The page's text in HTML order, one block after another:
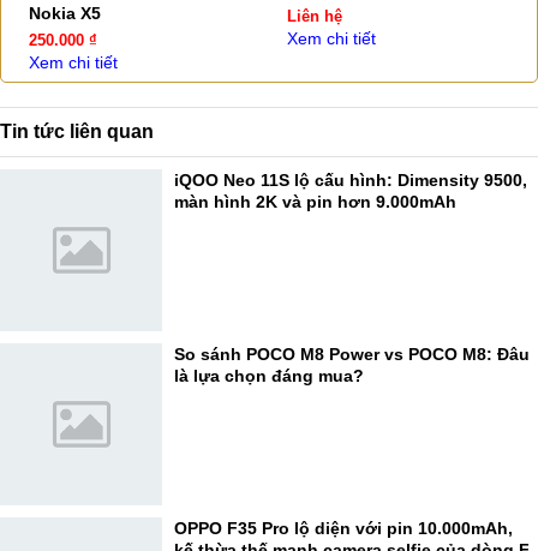
Nokia X5
250.000 ₫
Xem chi tiết
Liên hệ
Xem chi tiết
Tin tức liên quan
iQOO Neo 11S lộ cấu hình: Dimensity 9500,
màn hình 2K và pin hơn 9.000mAh
So sánh POCO M8 Power vs POCO M8: Đâu
là lựa chọn đáng mua?
OPPO F35 Pro lộ diện với pin 10.000mAh,